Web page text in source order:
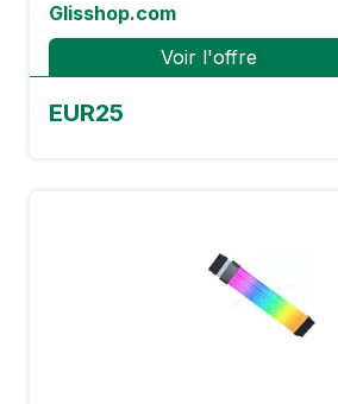
Glisshop.com
Voir l'offre
EUR25